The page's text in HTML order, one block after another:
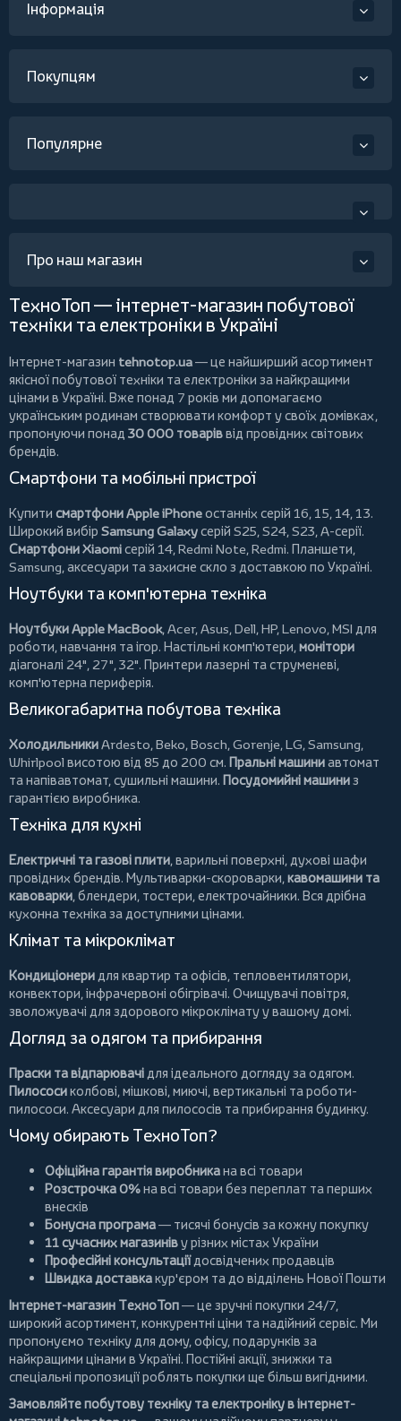
Інформація
Покупцям
Популярне
Про наш магазин
ТехноТоп — інтернет-магазин побутової
техніки та електроніки в Україні
Інтернет-магазин tehnotop.ua— це найширший асортимент
якісної побутової техніки та електроніки за найкращими
цінами в Україні. Вже понад 7 років ми допомагаємо
українським родинам створювати комфорт у своїх домівках,
пропонуючи понад 30 000 товаріввід провідних світових
брендів.
Смартфони та мобільні пристрої
Купити смартфони Apple iPhoneостанніх серій 16, 15, 14, 13.
Широкий вибір Samsung Galaxyсерій S25, S24, S23, A-серії.
Смартфони Xiaomiсерій 14, Redmi Note, Redmi. Планшети,
Samsung, аксесуари тазахисне скло з доставкою по Україні.
Ноутбуки та комп'ютерна техніка
Ноутбуки Apple MacBook, Acer, Asus, Dell, HP, Lenovo, MSI для
роботи, навчання та ігор. Настільні комп'ютери, монітори
діагоналі 24", 27", 32". Принтери лазерні та струменеві,
комп'ютерна периферія.
Великогабаритна побутова техніка
ХолодильникиArdesto, Beko, Bosch, Gorenje, LG, Samsung,
Whirlpool висотою від 85 до 200 см. Пральні машиниавтомат
та напівавтомат, сушильні машини. Посудомийні машиниз
гарантією виробника.
Техніка для кухні
Електричні та газові плити, варильні поверхні, духові шафи
провідних брендів. Мультиварки-скороварки, кавомашини та
кавоварки, блендери, тостери, електрочайники. Вся дрібна
кухонна техніка за доступними цінами.
Клімат та мікроклімат
Кондиціонери для квартир та офісів, тепловентилятори,
конвектори, інфрачервоні обігрівачі. Очищувачі повітря,
зволожувачі для здорового мікроклімату у вашому домі.
Догляд за одягом та прибирання
Праски та відпарювачі для ідеального догляду за одягом.
Пилососиколбові, мішкові, миючі, вертикальні тароботи-
пилососи. Аксесуари для пилососів та прибирання будинку.
Чому обирають ТехноТоп?
Офіційна гарантія виробникана всі товари
Розстрочка 0%на всі товари без переплат та перших
внесків
Бонусна програма— тисячі бонусів за кожну покупку
11 сучасних магазиніву різних містах України
Професійні консультаціїдосвідчених продавців
Швидка доставкакур'єром та до відділень Нової Пошти
Інтернет-магазин ТехноТоп— це зручні покупки 24/7,
широкий асортимент, конкурентні ціни та надійний сервіс. Ми
пропонуємо техніку для дому, офісу, подарунків за
найкращими цінами в Україні. Постійні акції, знижки та
спеціальні пропозиції роблять покупки ще більш вигідними.
Замовляйте побутову техніку та електроніку в інтернет-